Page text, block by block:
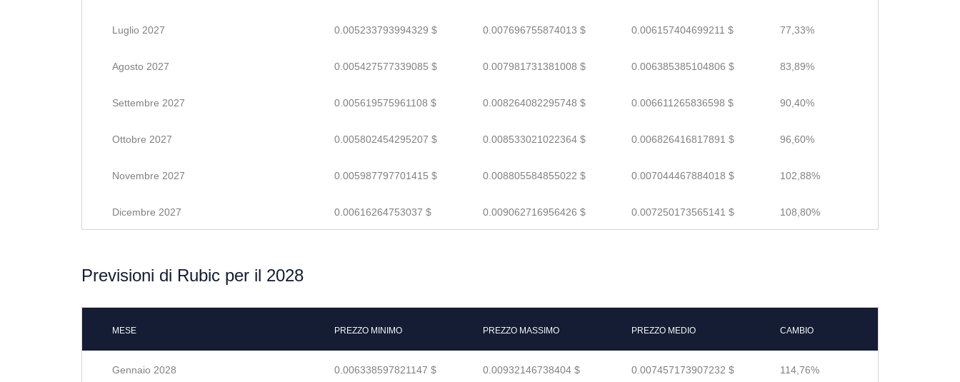
Luglio 2027 0.005233793994329 $ 0.007696755874013 $ 0.006157404699211 $ 77,33%
Agosto 2027 0.005427577339085 $ 0.007981731381008 $ 0.006385385104806 $ 83,89%
Settembre 2027 0.005619575961108 $ 0.008264082295748 $ 0.006611265836598 $ 90,40%
Ottobre 2027 0.005802454295207 $ 0.008533021022364 $ 0.006826416817891 $ 96,60%
Novembre 2027 0.005987797701415 $ 0.008805584855022 $ 0.007044467884018 $ 102,88%
Dicembre 2027 0.00616264753037 $ 0.009062716956426 $ 0.007250173565141 $ 108,80%
Previsioni di Rubic per il 2028
MESE PREZZO MINIMO PREZZO MASSIMO PREZZO MEDIO CAMBIO
Gennaio 2028 0.006338597821147 $ 0.00932146738404 $ 0.007457173907232 $ 114,76%